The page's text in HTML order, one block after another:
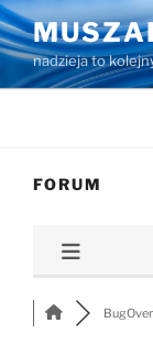
Przejdź
do
treścinadzieja to
FORUM